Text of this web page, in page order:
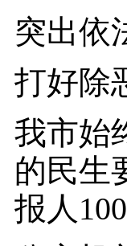
突出依
打好除
我市始
的民生
报人